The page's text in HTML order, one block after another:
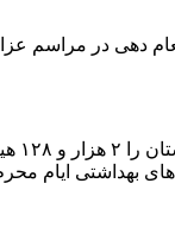
در مراسم
بهداشتی ایام محرم